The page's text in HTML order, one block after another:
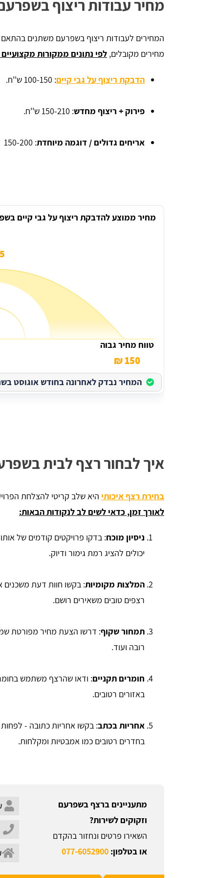
מחיר עבודות ריצוף
המחירים לעבודות ריצוף בשפרעם משתנים בהתאם
מחירים מקובלים, לפי נתונים ממקורות מקצועיים
הדבקת ריצוף על גבי קיים: 100-150 ש''ח.
פירוק + ריצוף מחדש: 150-210 ש''ח.
אריחים גדולים / דוגמה מיוחדת: 150-200 ש''ח.
מחיר ממוצע להדבקת ריצוף על גבי קיים
טווח מחיר גבוה
150 ₪
המחיר נבדק לאחרונה בחודש אוגוסט בשנת
איך לבחור רצף לבית
בחירת רצף איכותי היא שלב קריטי להצלחת
לאורך זמן, כדאי לשים לב לנקודות הבאות:
ניסיון מוכח: בדקו פרויקטים קודמים של
יכולים להציג רמת גימור ודיוק.
המלצות מקומיות: בקשו חוות דעת משכנים
רצפים טובים משאירים רושם.
תמחור שקוף: דרשו הצעת מחיר מפורטת
רובה ועוד.
חומרים תקניים: ודאו שהרצף משתמש
באזורים רטובים.
אחריות בכתב
בחדרים רטובים כמו אמבטיות ומקלחות.
מתעניינים ברצף בשפרעם
וזקוקים לשירות?
השאירו פרטים ונחזור בהקדם
או בטלפון: 077-6052900